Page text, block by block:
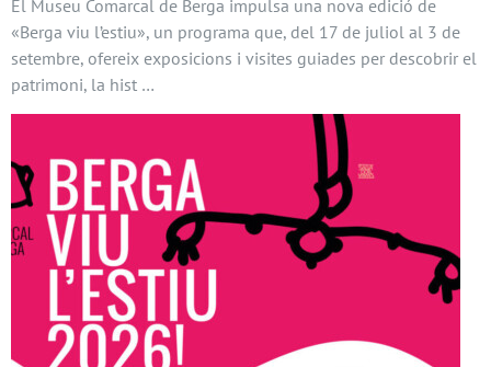
El Museu Comarcal de Berga impulsa una nova edició de
«Berga viu l’estiu», un programa que, del 17 de juliol al 3 de
setembre, ofereix exposicions i visites guiades per descobrir el
patrimoni, la hist …